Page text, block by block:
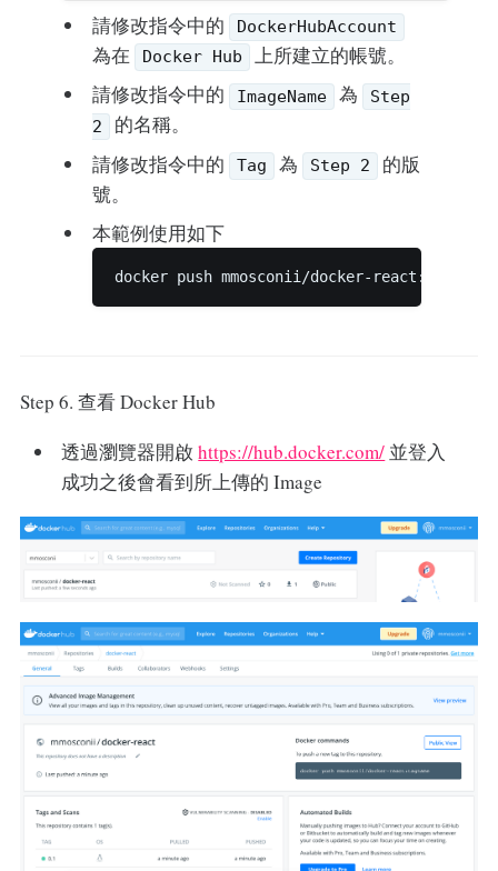
請修改指令中的 DockerHubAccount
為在 Docker Hub
上所建立的帳號。
請修改指令中的
ImageName 為
Step
2
的名稱。
請修改指令中的
Tag 為 Step 2
的版
號。
本範例使用如下
Step 6. 查看 Docker Hub
透過瀏覽器開啟https://hub.docker.com/ 並登入
成功之後會看到所上傳的 Image